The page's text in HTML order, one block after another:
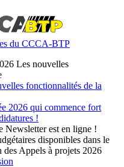
du CCCA-BTP
Les nouvelles
fonctionnalités de la
2026 qui commence fort
!
Newsletter est en ligne !
disponibles dans le
des Appels à projets 2026